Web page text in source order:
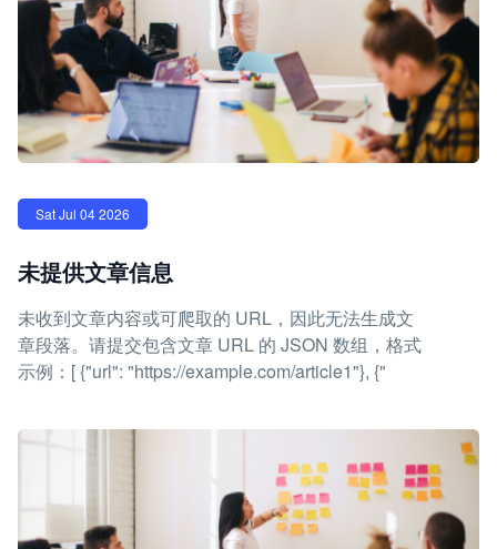
Sat Jul 04 2026
未提供文章信息
未收到文章内容或可爬取的 URL，因此无法生成文
章段落。请提交包含文章 URL 的 JSON 数组，格式
示例：[ {"url": "https://example.com/article1"}, {"